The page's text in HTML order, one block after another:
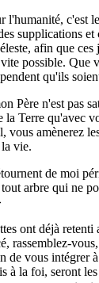
l'humanité, c'est
supplications
afin que
possible. Que
qu'ils
Père n'est pas
la Terre qu'avec
vous amènerez
vie.
de moi
arbre qui ne
ont déjà
rassemblez-
de vous intégrer à
à la foi, seront